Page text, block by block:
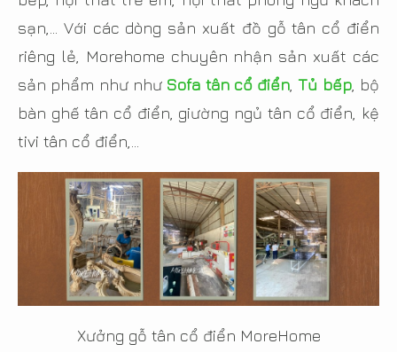
sạn,... Với các dòng sản xuất đồ gỗ tân cổ điển
riêng lẻ, Morehome chuyên nhận sản xuất các
sản phẩm như như Sofa tân cổ điển,Tủ bếp, bộ
bàn ghế tân cổ điển, giường ngủ tân cổ điển, kệ
tivi tân cổ điển,...
Xưởng gỗ tân cổ điển MoreHome